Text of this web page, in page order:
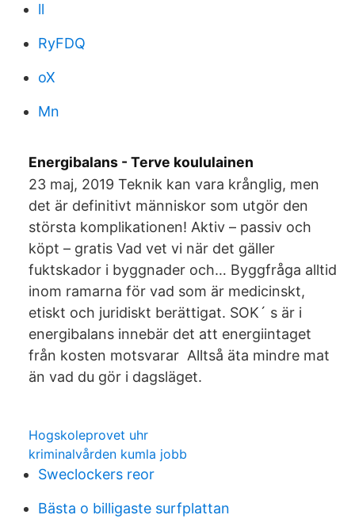
ll
RyFDQ
oX
Mn
Energibalans - Terve koululainen
23 maj, 2019 Teknik kan vara krånglig, men
det är definitivt människor som utgör den
största komplikationen! Aktiv – passiv och
köpt – gratis Vad vet vi när det gäller
fuktskador i byggnader och… Byggfråga alltid
inom ramarna för vad som är medicinskt,
etiskt och juridiskt berättigat. SOK´ s är i
energibalans innebär det att energiintaget
från kosten motsvarar Alltså äta mindre mat
än vad du gör i dagsläget.
Hogskoleprovet uhr
kriminalvården kumla jobb
Sweclockers reor
Bästa o billigaste surfplattan